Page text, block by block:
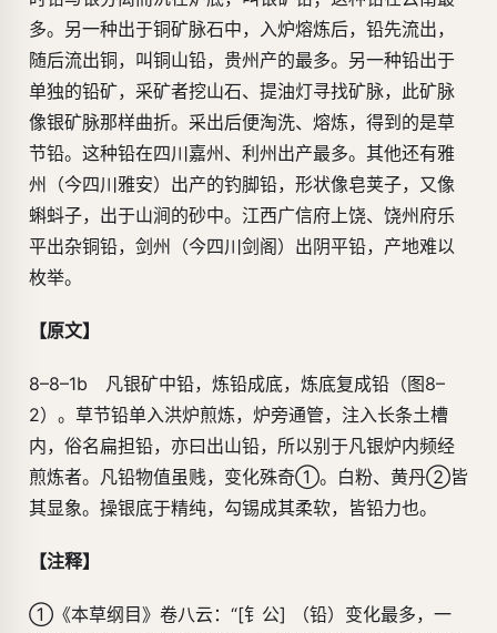
多。另一种出于铜矿脉石中，入炉熔炼后，铅先流出，
随后流出铜，叫铜山铅，贵州产的最多。另一种铅出于
单独的铅矿，采矿者挖山石、提油灯寻找矿脉，此矿脉
像银矿脉那样曲折。采出后便淘洗、熔炼，得到的是草
节铅。这种铅在四川嘉州、利州出产最多。其他还有雅
州（今四川雅安）出产的钓脚铅，形状像皂荚子，又像
蝌蚪子，出于山涧的砂中。江西广信府上饶、饶州府乐
平出杂铜铅，剑州（今四川剑阁）出阴平铅，产地难以
枚举。
【原文】
8–8–1b 凡银矿中铅，炼铅成底，炼底复成铅（图8–
2）。草节铅单入洪炉煎炼，炉旁通管，注入长条土槽
内，俗名扁担铅，亦曰出山铅，所以别于凡银炉内频经
煎炼者。凡铅物值虽贱，变化殊奇①。白粉、黄丹②皆
其显象。操银底于精纯，勾锡成其柔软，皆铅力也。
【注释】
①《本草纲目》卷八云：“[钅公] （铅）变化最多，一